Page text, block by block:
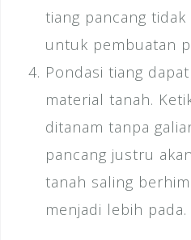
tiang pancang
untuk pembuatan
Pondasi tiang
material tanah.
ditanam tanpa
pancang justru
tanah saling
menjadi lebih pada.